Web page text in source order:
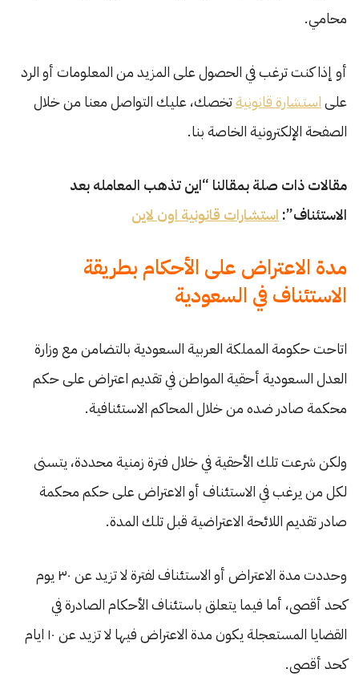
محامي.
أو إذا كنت ترغب في الحصول على المزيد من المعلومات أو الرد
علىاستشارة قانونيةتخصك، عليك التواصل معنا من خلال
الصفحة الإلكترونية الخاصة بنا.
مقالات ذات صلة بمقالنا “اين تذهب المعامله بعد
الاستئناف”: استشارات قانونية اون لاين
مدة الاعتراض على الأحكام بطريقة
الاستئناف في السعودية
اتاحت حكومة المملكة العربية السعودية بالتضامن مع وزارة
العدل السعودية أحقية المواطن في تقديم اعتراض على حكم
محكمة صادر ضده من خلال المحاكم الاستئنافية.
ولكن شرعت تلك الأحقية في خلال فترة زمنية محددة، يتسنى
لكل من يرغب في الاستئناف أو الاعتراض على حكم محكمة
صادر تقديم اللائحة الاعتراضية قبل تلك المدة.
وحددت مدة الاعتراض أو الاستئناف لفترة لا تزيد عن ٣٠ يوم
كحد أقصى، أما فيما يتعلق باستئناف الأحكام الصادرة في
القضايا المستعجلة يكون مدة الاعتراض فيها لا تزيد عن ١٠ ايام
كحد أقصى.